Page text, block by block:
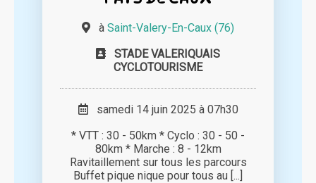
à Saint-Valery-En-Caux (76)
STADE VALERIQUAIS
CYCLOTOURISME
samedi 14 juin 2025 à 07h30
* VTT : 30 - 50km * Cyclo : 30 - 50 -
80km * Marche : 8 - 12km
Ravitaillement sur tous les parcours
Buffet pique nique pour tous au [...]